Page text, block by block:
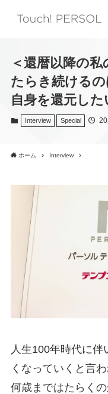
＜還暦以降の
たらき続ける
自身を還元した
Interview Special
ホーム Interview
人生100年時代に
くなっていくと言
何歳まではたらく